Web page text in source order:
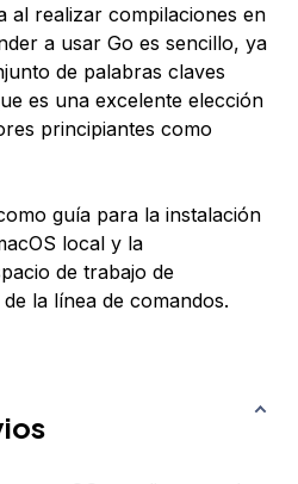
al realizar compilaciones en
a usar Go es sencillo, ya
de palabras claves
es una excelente elección
principiantes como
guía para la instalación
local y la
de trabajo de
la línea de comandos.